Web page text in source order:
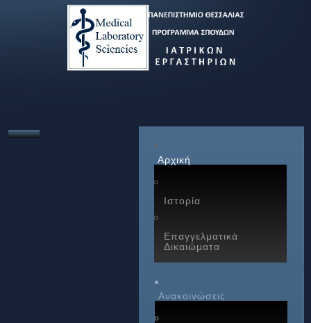
Αρχική
Ιστορία
Επαγγελματικά
Δικαιώματα
Ανακοινώσεις